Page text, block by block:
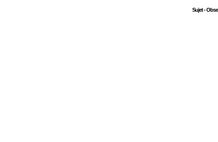
Sujet -